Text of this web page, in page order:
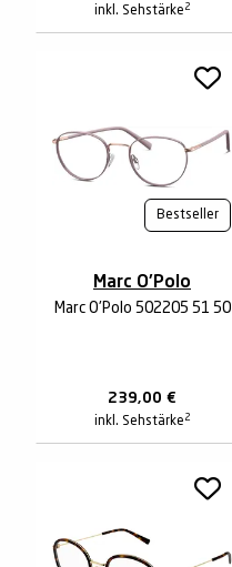
inkl. Sehstärke 2
Bestseller
Marc O'Polo
Marc O'Polo 502205 51 50
239,00 €
inkl. Sehstärke 2